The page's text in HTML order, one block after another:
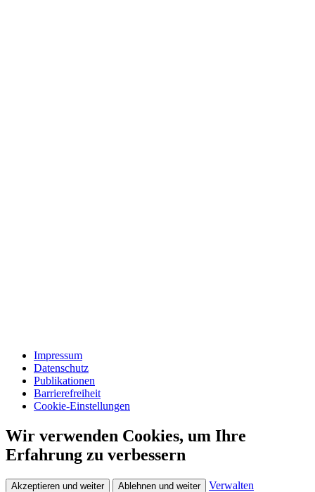
Impressum
Datenschutz
Publikationen
Barrierefreiheit
Cookie-Einstellungen
Wir verwenden Cookies, um Ihre
Erfahrung zu verbessern
Akzeptieren und weiter Ablehnen und weiter Verwalten